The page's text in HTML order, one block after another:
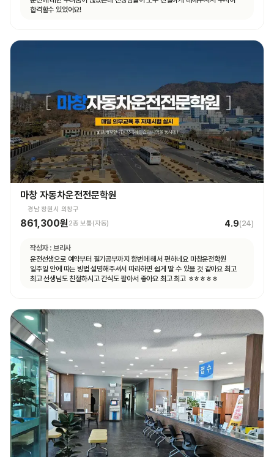
합격할수 있었어요!
마창 자동차운전전문학원
경남 창원시 의창구
861,300원 2종 보통(자동) 4.9(24)
작성자 : 브리사
운전선생으로 예약부터 필기공부까지 함번에 해서 편하네요 마창운전학원
일주일 안에 따는 빙법 설명해주셔서 따라하면 쉽게 딸 수 있을 것 같아요 최고
최고 선생님도 친절하시고 간식도 팔아서 좋아요 최고 최고 ㅎㅎㅎㅎㅎ